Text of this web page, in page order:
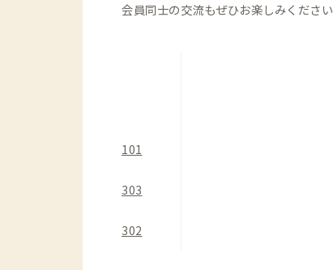
会員同士の交流もぜひお楽しみください
101
303
302